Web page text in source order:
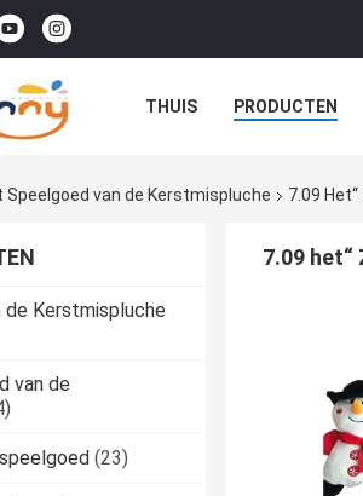
THUIS PRODUCTEN
Speelgoed van de Kerstmispluche 7.09
de Kerstmispluche
van de
(23)
7.09 het“